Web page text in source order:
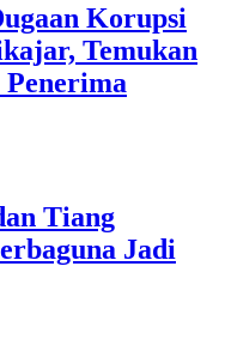
Korupsi
Temukan
Tiang
Jadi